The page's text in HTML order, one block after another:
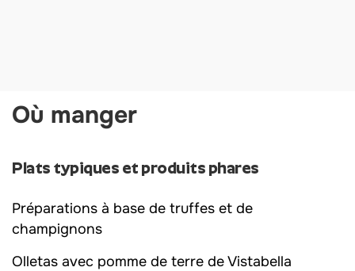
Où manger
Plats typiques et produits phares
Préparations à base de truffes et de
champignons
Olletas avec pomme de terre de Vistabella